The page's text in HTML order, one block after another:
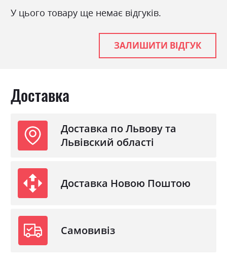
У цього товару ще немає відгуків.
ЗАЛИШИТИ ВІДГУК
Доставка
Доставка по Львову та
Львівский області
Доставка Новою Поштою
Самовивіз